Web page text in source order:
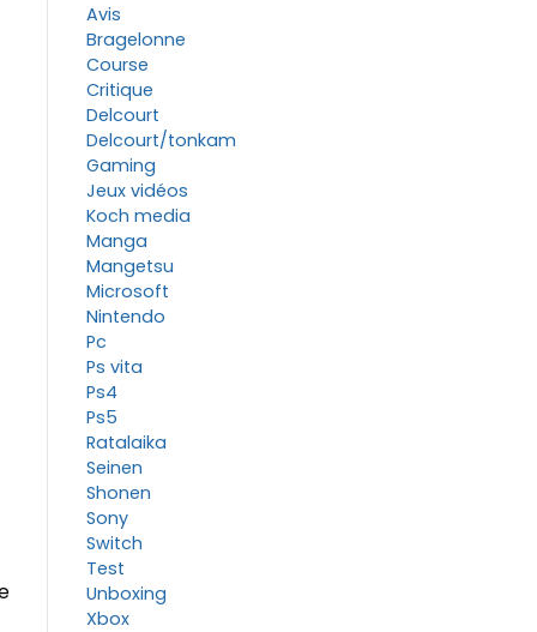
Avis
Bragelonne
Course
Critique
Delcourt
Delcourt/tonkam
Gaming
Jeux vidéos
Koch media
Manga
Mangetsu
Microsoft
Nintendo
Pc
Ps vita
Ps4
Ps5
Ratalaika
Seinen
Shonen
Sony
Switch
Test
Unboxing
Xbox